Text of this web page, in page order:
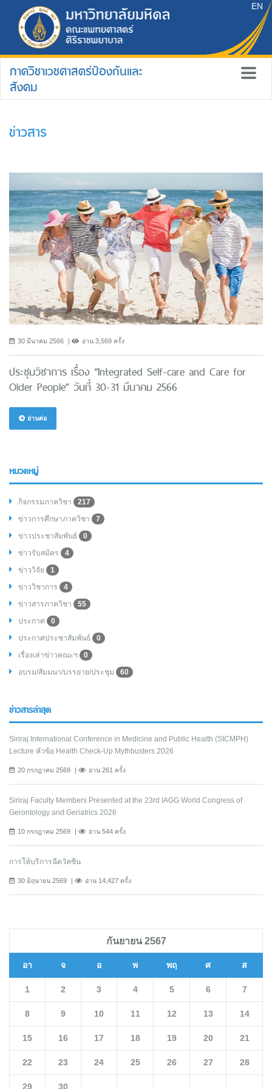
EN
ภาควิชาเวชศาสตร์ป้องกันและ
สังคม
ข่าวสาร
30 มีนาคม 2566 อ่าน 3,569 ครั้ง
ประชุมวิชาการ เรื่อง “Integrated Self-care and Care for
Older People” วันที่ 30-31 มีนาคม 2566
อ่านต่อ
หมวดหมู่
กิจกรรมภาควิชา
217
ข่าวการศึกษาภาควิชา
7
ข่าวประชาสัมพันธ์
0
ข่าวรับสมัคร
4
ข่าววิจัย
1
ข่าววิชาการ
4
ข่าวสารภาควิชา
55
ประกาศ
0
ประกาศประชาสัมพันธ์
0
เรื่องเล่าข่าวคณะฯ
0
อบรม/สัมมนา/บรรยาย/ประชุม
60
ข่าวสารล่าสุด
Siriraj International Conference in Medicine and Public Health (SICMPH)
Lecture หัวข้อ Health Check-Up Mythbusters 2026
20 กรกฎาคม 2569 อ่าน 261 ครั้ง
Siriraj Faculty Members Presented at the 23rd IAGG World Congress of
Gerontology and Geriatrics 2026
10 กรกฎาคม 2569 อ่าน 544 ครั้ง
การให้บริการฉีดวัคซีน
30 มิถุนายน 2569 อ่าน 14,427 ครั้ง
กันยายน 2567
อา จ อ พ พฤ ศ ส
1 2 3 4 5 6 7
8 9 10 11 12 13 14
15 16 17 18 19 20 21
22 23 24 25 26 27 28
29 30